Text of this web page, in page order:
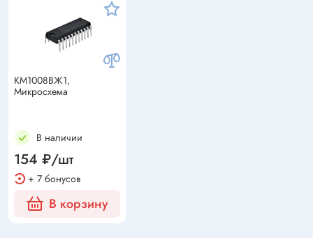
КМ1008ВЖ1,
Микросхема
В наличии
154 ₽/шт
+ 7 бонусов
В корзину